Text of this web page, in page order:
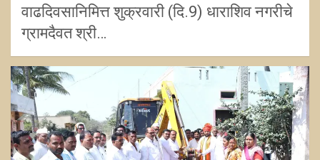
वाढदिवसानिमित्त शुक्रवारी (दि.9) धाराशिव नगरीचे
ग्रामदैवत श्री…